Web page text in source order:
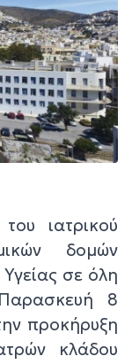
ιατρικού
δομών
σε όλη
8
προκήρυξη
κλάδου